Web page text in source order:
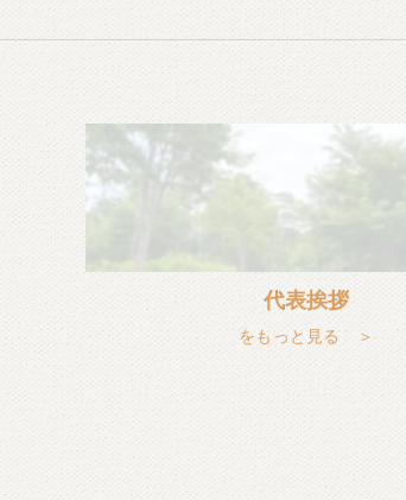
代表挨拶
をもっと見る ＞